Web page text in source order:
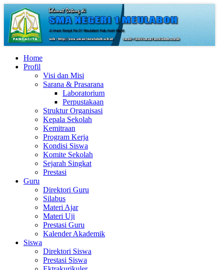
Home
Profil
Visi dan Misi
Sarana & Prasarana
Laboratorium
Perpustakaan
Struktur Organisasi
Kepala Sekolah
Kemitraan
Program Kerja
Kondisi Siswa
Komite Sekolah
Sejarah Singkat
Prestasi
Guru
Direktori Guru
Silabus
Materi Ajar
Materi Uji
Prestasi Guru
Kalender Akademik
Siswa
Direktori Siswa
Prestasi Siswa